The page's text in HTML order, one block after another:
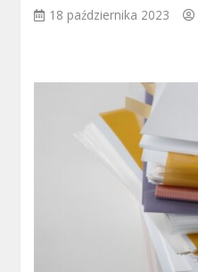
18 października 2023